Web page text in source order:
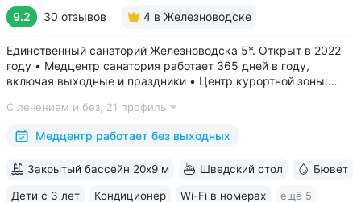
9.2 30 отзывов 4 в Железноводске
Единственный санаторий Железноводска 5*. Открыт в 2022
году • Медцентр санатория работает 365 дней в году,
включая выходные и праздники • Центр курортной зоны:
бюветы «Славяновский» и «Смирновский»,
бальнеогрязелечебница, каскадная...
С лечением и без, 21 профиль
Медцентр работает без выходных
Закрытый бассейн 20х9 м Шведский стол Бювет
Дети с 3 лет Кондиционер Wi-Fi в номерах ещё 5